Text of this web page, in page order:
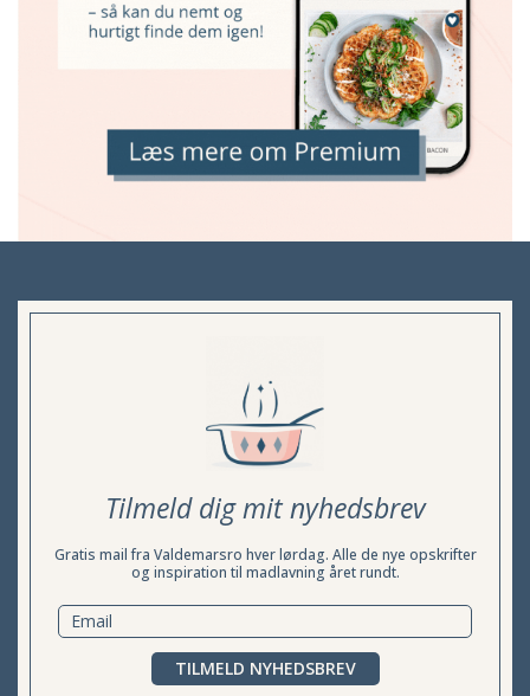
Tilmeld dig mit nyhedsbrev
Gratis mail fra Valdemarsro hver lørdag. Alle de nye opskrifter
og inspiration til madlavning året rundt.
TILMELD NYHEDSBREV